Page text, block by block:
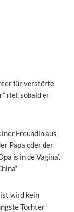
für verstörte
rief, sobald er
Freundin aus
Papa oder der
is in de Vagina“.
ist wird kein
Tochter